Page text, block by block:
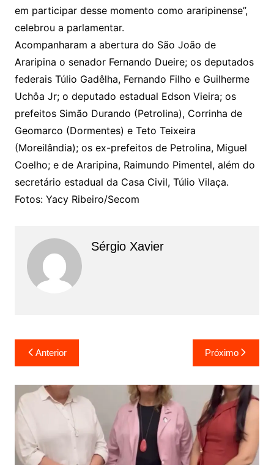
em participar desse momento como araripinense”,
celebrou a parlamentar.
Acompanharam a abertura do São João de
Araripina o senador Fernando Dueire; os deputados
federais Túlio Gadêlha, Fernando Filho e Guilherme
Uchôa Jr; o deputado estadual Edson Vieira; os
prefeitos Simão Durando (Petrolina), Corrinha de
Geomarco (Dormentes) e Teto Teixeira
(Moreilândia); os ex-prefeitos de Petrolina, Miguel
Coelho; e de Araripina, Raimundo Pimentel, além do
secretário estadual da Casa Civil, Túlio Vilaça.
Fotos: Yacy Ribeiro/Secom
Sérgio Xavier
Anterior Próximo